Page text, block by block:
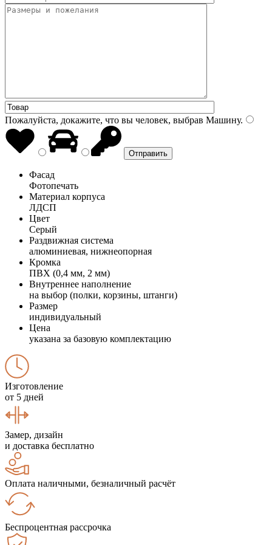
Пожалуйста, докажите, что вы человек, выбрав Машину.
Фасад
Фотопечать
Материал корпуса
ЛДСП
Цвет
Серый
Раздвижная система
алюминиевая, нижнеопорная
Кромка
ПВХ (0,4 мм, 2 мм)
Внутреннее наполнение
на выбор (полки, корзины, штанги)
Размер
индивидуальный
Цена
указана за базовую комплектацию
Изготовление
от 5 дней
Замер, дизайн
и доставка бесплатно
Оплата наличными, безналичный расчёт
Беспроцентная рассрочка